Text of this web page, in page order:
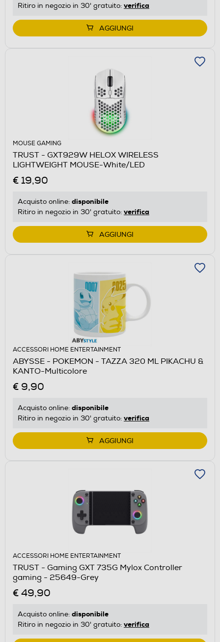
Ritiro in negozio in 30' gratuito: verifica
AGGIUNGI
MOUSE GAMING
TRUST - GXT929W HELOX WIRELESS
LIGHTWEIGHT MOUSE-White/LED
€ 19,90
Acquisto online: disponibile
Ritiro in negozio in 30' gratuito: verifica
AGGIUNGI
ACCESSORI HOME ENTERTAINMENT
ABYSSE - POKEMON - TAZZA 320 ML PIKACHU &
KANTO-Multicolore
€ 9,90
Acquisto online: disponibile
Ritiro in negozio in 30' gratuito: verifica
AGGIUNGI
ACCESSORI HOME ENTERTAINMENT
TRUST - Gaming GXT 735G Mylox Controller
gaming - 25649-Grey
€ 49,90
Acquisto online: disponibile
Ritiro in negozio in 30' gratuito: verifica